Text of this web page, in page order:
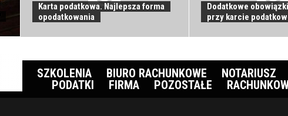
Karta podatkowa. Najlepsza forma
opodatkowania
Dodatkowe
przy karcie
SZKOLENIA BIURO RACHUNKOWE NOTARIUSZ
PODATKI
FIRMA POZOSTAŁE